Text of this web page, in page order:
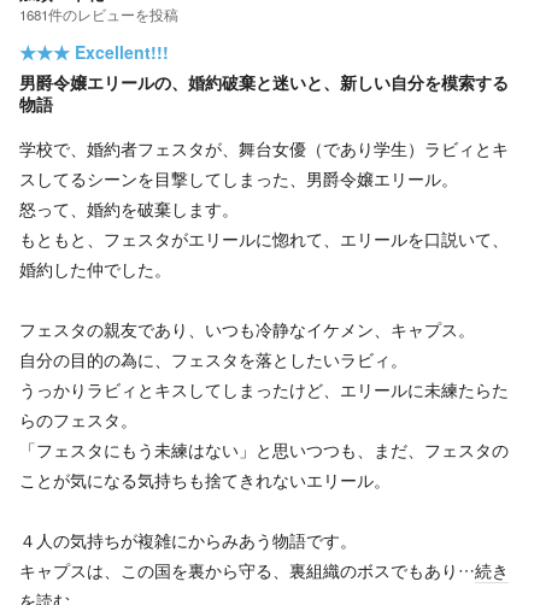
1681件のレビューを投稿
★★★ Excellent!!!
男爵令嬢エリールの、婚約破棄と迷いと、新しい自分を模索する
物語
学校で、婚約者フェスタが、舞台女優（であり学生）ラビィとキ
スしてるシーンを目撃してしまった、男爵令嬢エリール。
怒って、婚約を破棄します。
もともと、フェスタがエリールに惚れて、エリールを口説いて、
婚約した仲でした。
フェスタの親友であり、いつも冷静なイケメン、キャプス。
自分の目的の為に、フェスタを落としたいラビィ。
うっかりラビィとキスしてしまったけど、エリールに未練たらた
らのフェスタ。
「フェスタにもう未練はない」と思いつつも、まだ、フェスタの
ことが気になる気持ちも捨てきれないエリール。
４人の気持ちが複雑にからみあう物語です。
キャプスは、この国を裏から守る、裏組織のボスでもあり…続き
を読む